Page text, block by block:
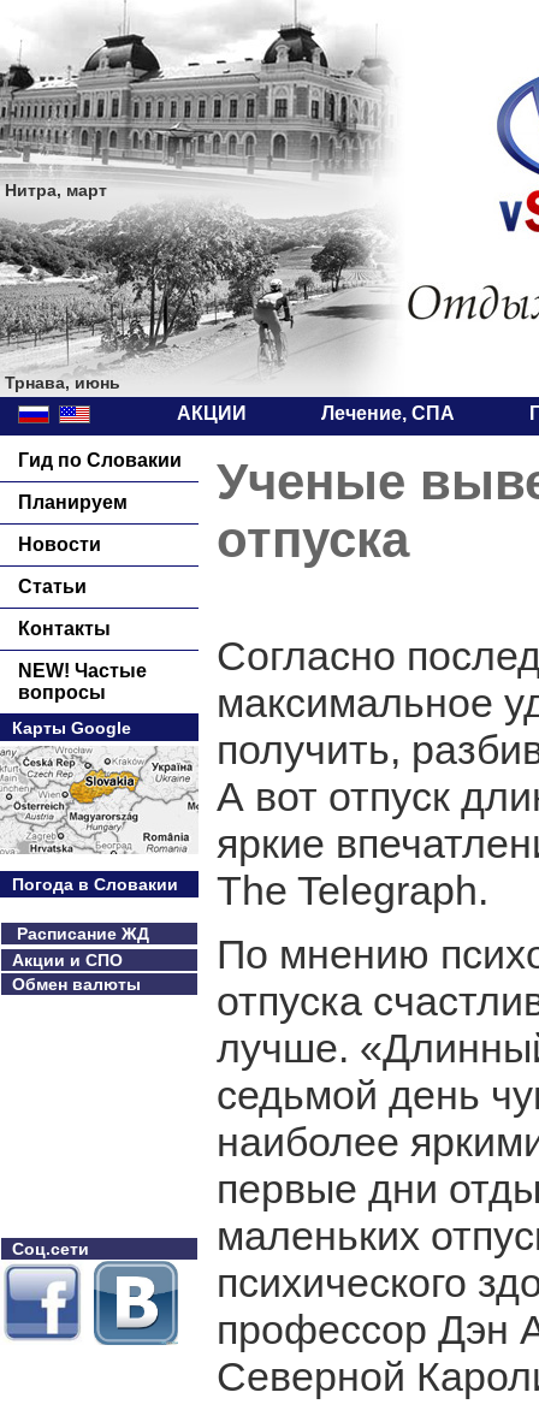
Нитра, март
Трнава, июнь
АКЦИИ Лечение, СПА
Гид по Словакии
Планируем
Новости
Статьи
Контакты
NEW! Частые
вопросы
Карты Google
Погода в Словакии
Расписание ЖД
Акции и СПО
Обмен валюты
Соц.сети
Ученые
отпуска
Согласно
максимальное
получить,
А вот отпуск
яркие
The Telegraph.
По мнению
отпуска
лучше.
седьмой день
наиболее
первые дни
маленьких
психического
профессор Дэн
Северной